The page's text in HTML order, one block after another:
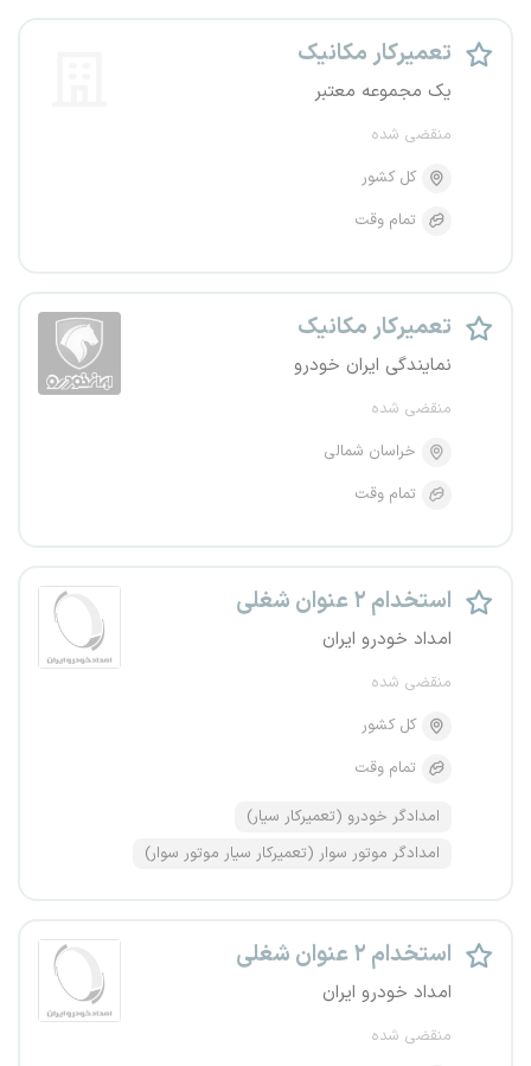
تعمیرکار مکانیک
یک مجموعه معتبر
منقضی شده
کل کشور
تمام وقت
تعمیرکار مکانیک
نمایندگی ایران خودرو
منقضی شده
خراسان شمالی
تمام وقت
استخدام ۲ عنوان شغلی
امداد خودرو ایران
منقضی شده
کل کشور
تمام وقت
امدادگر خودرو (تعمیرکار سیار)
امدادگر موتور سوار (تعمیرکار سیار موتور سوار)
استخدام ۲ عنوان شغلی
امداد خودرو ایران
منقضی شده